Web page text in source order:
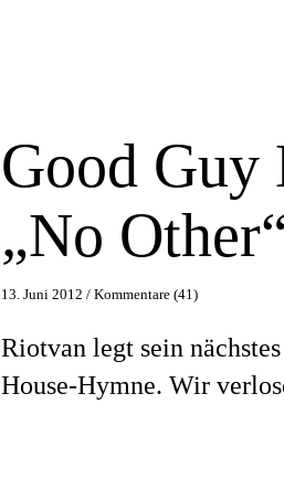
Good
„No
13. Juni 2012 /Kommentare (41)
Riotvan legt sein
House-Hymne. Wir